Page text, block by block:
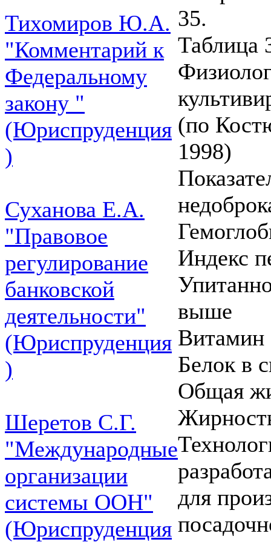
Тихомиров Ю.А.
"Комментарий к
Федеральному
закону "
(Юриспруденция
)
Суханова Е.А.
"Правовое
регулирование
банковской
деятельности"
(Юриспруденция
)
Шеретов С.Г.
"Международные
организации
системы ООН"
(Юриспруденция
35.
Таблица
(по
1998)
Индекс
выше
Витамин
Белок в
Общая
для